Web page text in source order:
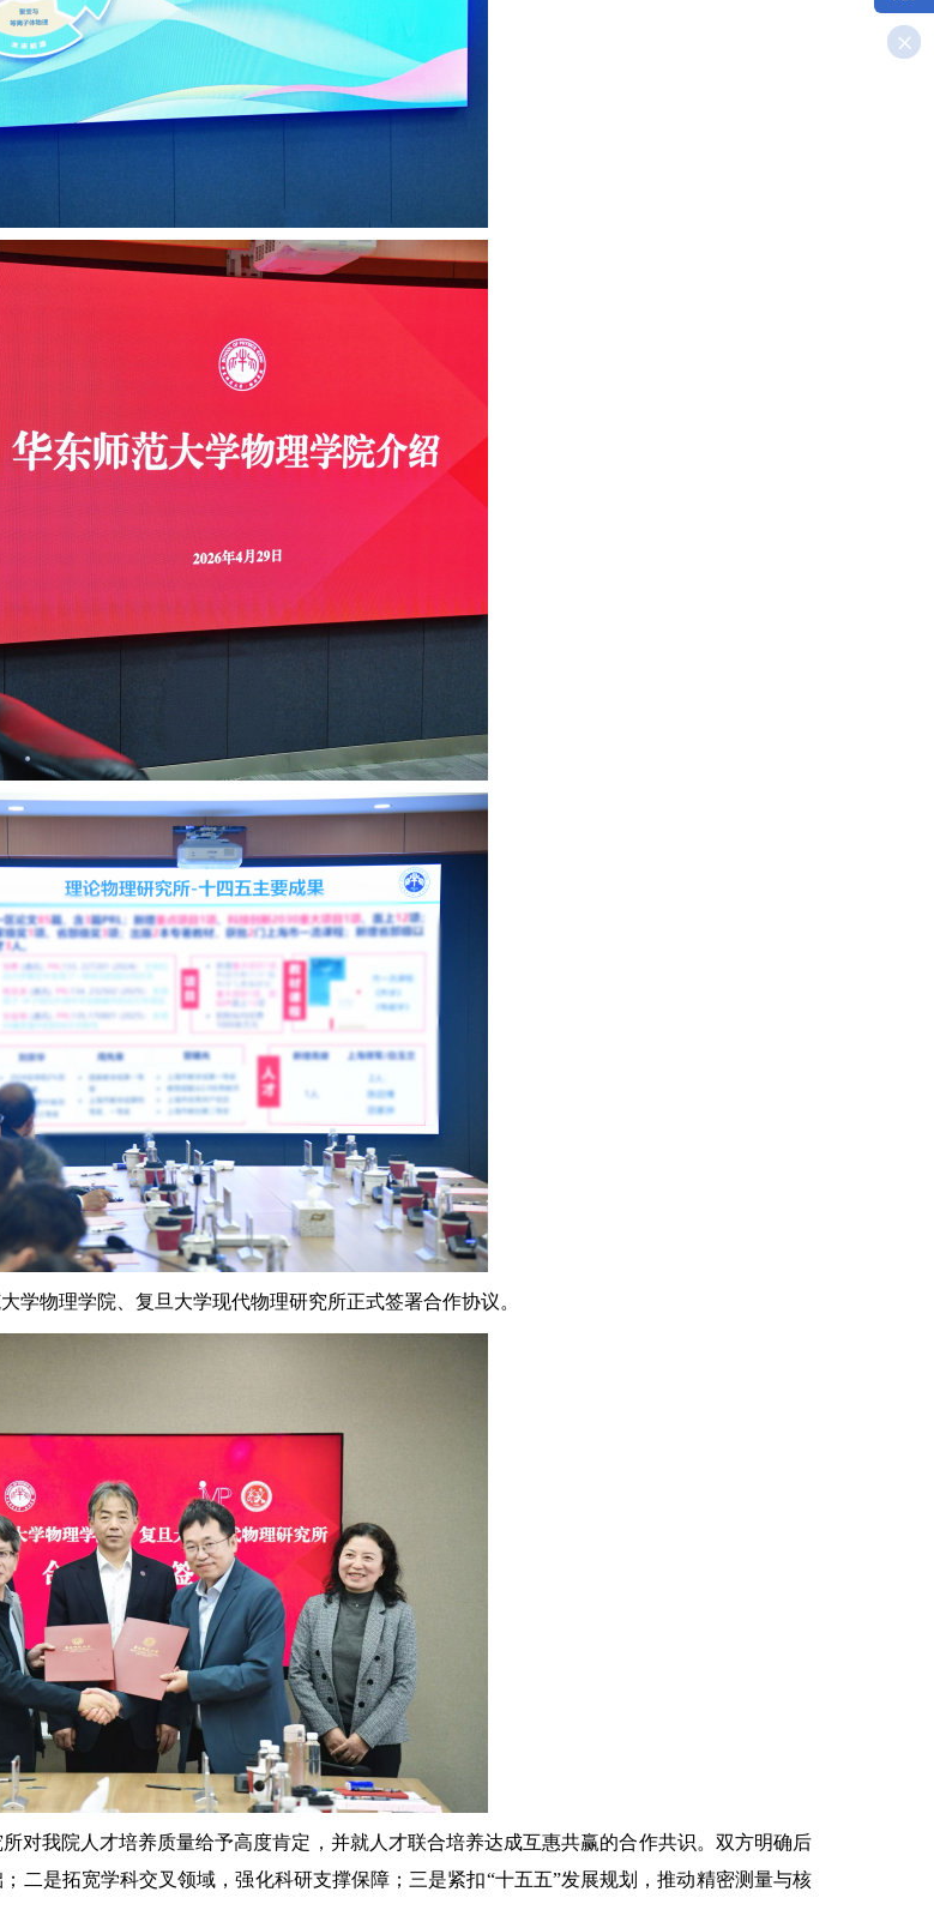
物理学院、复旦大学现代物理研究所正式签署合作协议。
对我院人才培养质量给予高度肯定，并就人才联合培养达成互惠共赢的合作共识。双方明确后
二是拓宽学科交叉领域，强化科研支撑保障；三是紧扣“十五五”发展规划，推动精密测量与核